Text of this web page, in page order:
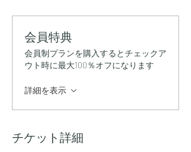
会員特典
会員制プランを購入するとチェックア
ウト時に最大100％オフになります
詳細を表示
チケット詳細